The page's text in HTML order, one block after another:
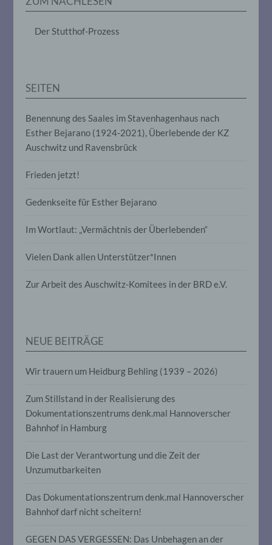
Der Stutthof-Prozess
SEITEN
Benennung des Saales im Stavenhagenhaus nach
Esther Bejarano (1924-2021), Überlebende der KZ
Auschwitz und Ravensbrück
Frieden jetzt!
Gedenkseite für Esther Bejarano
Im Wortlaut: „Vermächtnis der Überlebenden“
Vielen Dank allen Unterstützer*Innen
Zur Arbeit des Auschwitz-Komitees in der BRD e.V.
NEUE BEITRÄGE
Wir trauern um Heidburg Behling (1939 – 2026)
Zum Stillstand in der Realisierung des
Dokumentationszentrums denk.mal Hannoverscher
Bahnhof in Hamburg
Die Last der Verantwortung und die Zeit der
Unzumutbarkeiten
Das Dokumentationszentrum denk.mal Hannoverscher
Bahnhof darf nicht scheitern!
GEGEN DAS VERGESSEN: Das Unbehagen an der
das Ordnen, die Speicherung, die
Auslesen, das Abfragen, die Verwendung,
d) Einschränkung der Verarbeitung
Einschränkung der Verarbeitung ist die
personenbezogener Daten mit dem Ziel,
e) Profiling
Profiling ist jede Art der automatisierten
Verarbeitung personenbezogener Daten,
personenbezogenen Daten verwendet
Arbeitsleistung, wirtschaftlicher Lage,
Gesundheit, persönlicher Vorlieben,
Aufenthaltsort oder Ortswechsel dieser
vorherzusagen.
f) Pseudonymisierung
Pseudonymisierung ist die Verarbeitung
personenbezogener Daten in einer Weise,
ohne Hinzuziehung zusätzlicher
spezifischen betroffenen Person
zusätzlichen Informationen gesondert